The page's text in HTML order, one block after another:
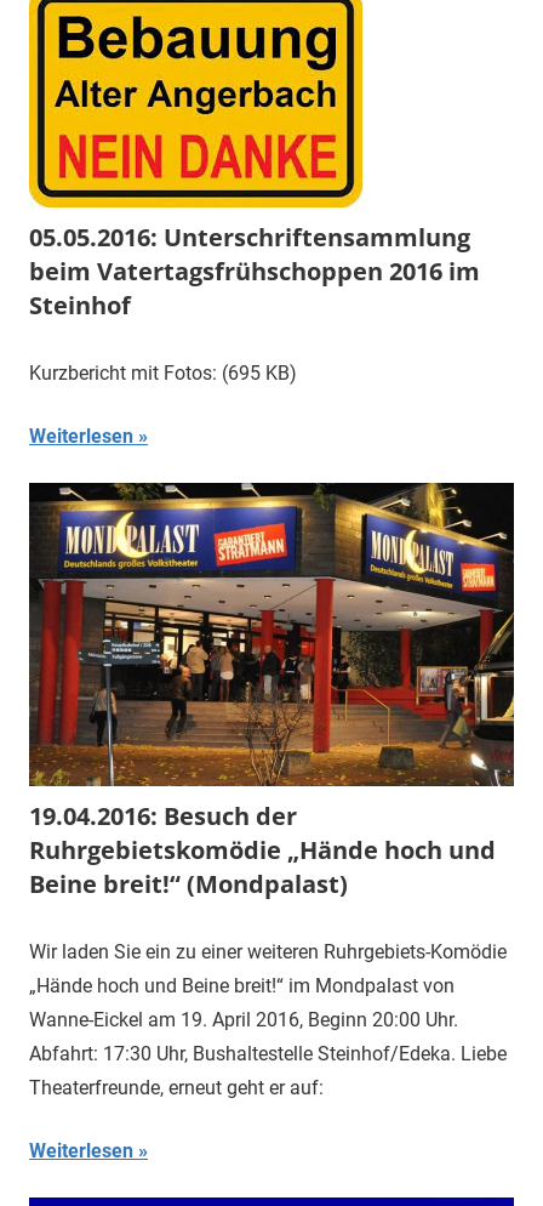
05.05.2016: Unterschriftensammlung
beim Vatertagsfrühschoppen 2016 im
Steinhof
Kurzbericht mit Fotos: (695 KB)
Weiterlesen
19.04.2016: Besuch der
Ruhrgebietskomödie „Hände hoch und
Beine breit!“ (Mondpalast)
Wir laden Sie ein zu einer weiteren Ruhrgebiets-Komödie
„Hände hoch und Beine breit!“ im Mondpalast von
Wanne-Eickel am 19. April 2016, Beginn 20:00 Uhr.
Abfahrt: 17:30 Uhr, Bushaltestelle Steinhof/Edeka. Liebe
Theaterfreunde, erneut geht er auf:
Weiterlesen